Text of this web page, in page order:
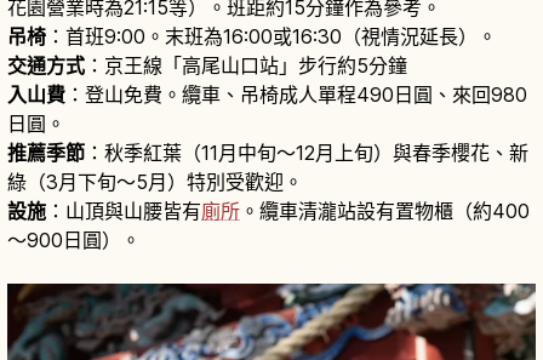
花園營業時為21:15等）。班距約15分鐘作為參考。
吊椅 ：首班9:00。末班為16:00或16:30（視情況延長）。
交通方式 ：京王線「高尾山口站」步行約5分鐘
入山費 ：登山免費。纜車、吊椅成人單程490日圓、來回980
日圓。
推薦季節 ：秋季紅葉（11月中旬〜12月上旬）與春季櫻花、新
綠（3月下旬〜5月）特別受歡迎。
設施 ：山頂與山腰皆有廁所 。纜車清瀧站設有置物櫃（約400
〜900日圓）。